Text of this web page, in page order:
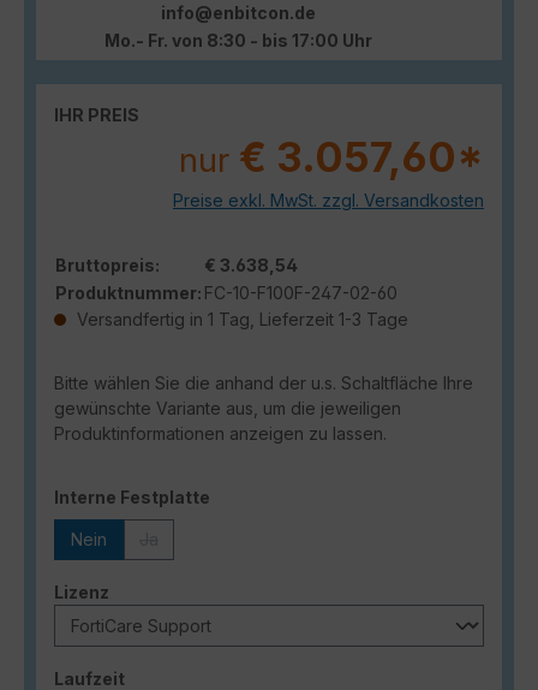
info@enbitcon.de
Mo.- Fr. von 8:30 - bis 17:00 Uhr
IHR PREIS
nur € 3.057,60*
Preise exkl. MwSt. zzgl. Versandkosten
Bruttopreis:
€ 3.638,54
Produktnummer: FC-10-F100F-247-02-60
Versandfertig in 1 Tag, Lieferzeit 1-3 Tage
Bitte wählen Sie die anhand der u.s. Schaltfläche Ihre
gewünschte Variante aus, um die jeweiligen
Produktinformationen anzeigen zu lassen.
Interne Festplatte
Nein
Lizenz
Laufzeitauswählen